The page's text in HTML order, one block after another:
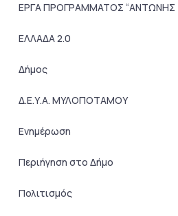
ΕΡΓΑ ΠΡΟΓΡΑΜΜΑΤΟΣ “ΑΝΤΩΝΗΣ
ΕΛΛΑΔΑ 2.0
Δήμος
Δ.Ε.Υ.Α. ΜΥΛΟΠΟΤΑΜΟΥ
Ενημέρωση
Περιήγηση στο Δήμο
Πολιτισμός